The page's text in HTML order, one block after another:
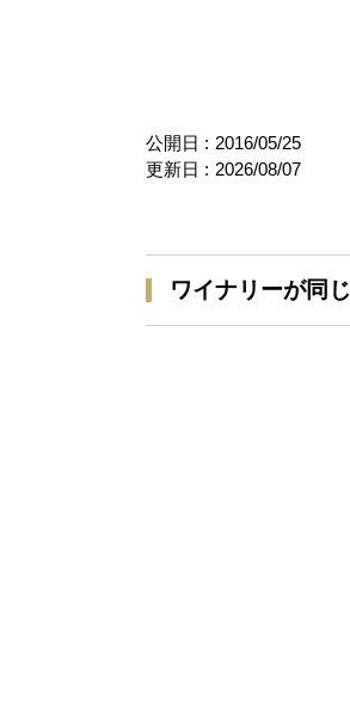
公開日 : 2016/05/25
更新日 : 2026/08/07
ワイナリーが同